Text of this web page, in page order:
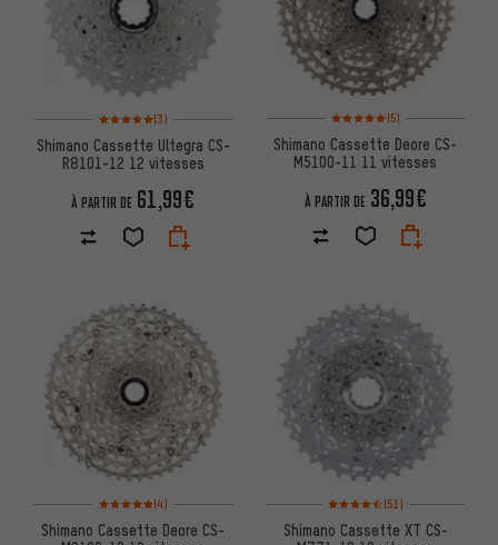
Note moyenne : 5 sur 5 d'après 3 avis
(3)
Shimano Cassette Ultegra CS-
R8101-12 12 vitesses
À PARTIR DE 61,99€
Note moyenne : 5 sur 5
(5)
Shimano Cassette Deore CS-
M5100-11 11 vitesses
À PARTIR DE 36,99€
Note moyenne : 5 sur 5 d'après 4 avis
(4)
Shimano Cassette Deore CS-
Note moyenne : 4,5 sur 5
(51)
Shimano Cassette XT CS-